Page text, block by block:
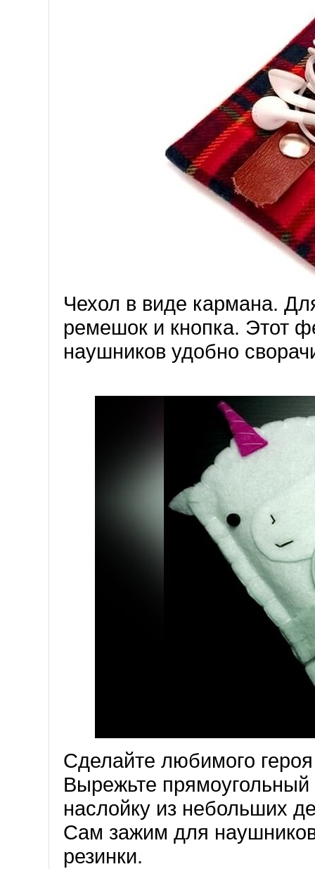
Чехол в виде кармана.
ремешок и кнопка. Этот
наушников удобно
Сделайте любимого
Вырежьте прямоугольный
наслойку из небольших
Сам зажим для
резинки.